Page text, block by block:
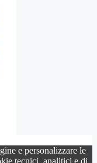
e personalizzare le
tecnici, analitici e di